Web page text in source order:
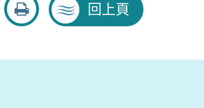
友
善
回上頁